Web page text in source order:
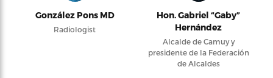
González Pons MD
Radiologist
Hon. Gabriel “Gaby”
Hernández
Alcalde de Camuy y
presidente de la Federación
de Alcaldes